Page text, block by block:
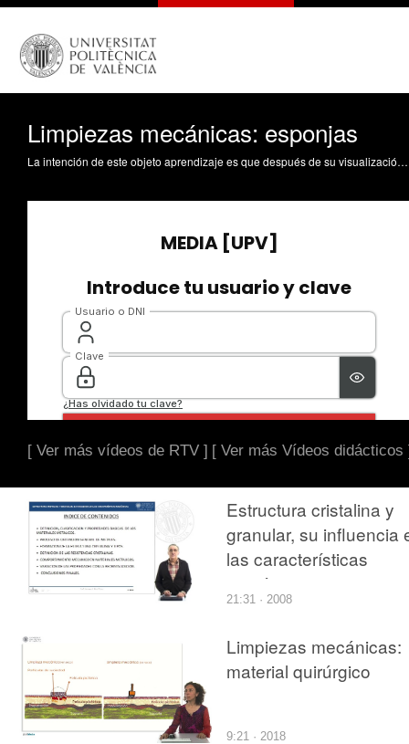
Limpiezas mecánicas: esponjas
La intención de este objeto aprendizaje es que después de su visualización, éste ayude a reconocer los diferentes sistemas de limpieza mecánica, en concreto, las esponjas. También que ayude a identificar sus diferencias meteorológicas básicas, para poder clasificarlos adecuadamente Zalbidea Muñoz, MA. (2018). Limpiezas mecánicas: esponjas. https://riunet.upv.es/handle/10251/104059 DER
[ Ver más vídeos de RTV ] [ Ver más Vídeos didácticos
Estructura cristalina y
granular, su influencia
las características
mecánicas
21:31 · 2008
Limpiezas mecánicas:
material quirúrgico
9:21 · 2018